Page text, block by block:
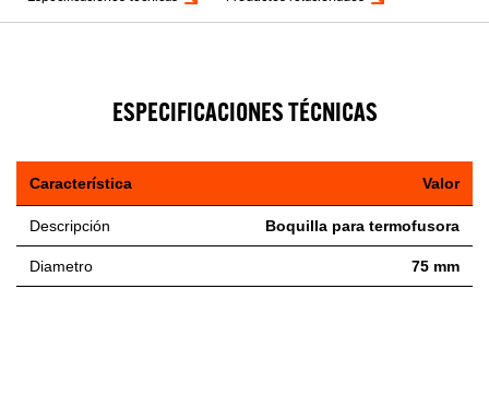
ESPECIFICACIONES TÉCNICAS
Característica Valor
Descripción Boquilla para termofusora
Diametro 75 mm